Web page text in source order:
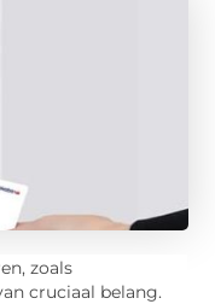
zoals
cruciaal belang.